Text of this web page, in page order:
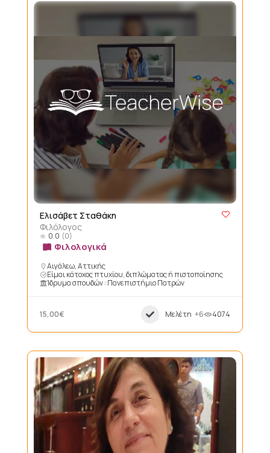
Ελισάβετ Σταθάκη
Φιλόλογος
0.0 (0)
Φιλολογικά
Αιγάλεω, Αττικής
Είμαι κάτοχος πτυχίου, διπλώματος ή πιστοποίησης
Ίδρυμα σπουδών : Πανεπιστήμιο Πατρών
15,00€ Μελέτη +6 4074